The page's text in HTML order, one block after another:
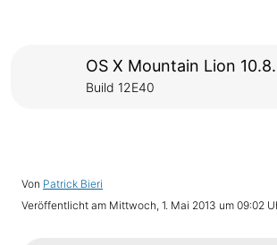
OS X Mountain Lion
Build 12E40
Von Patrick Bieri
Veröffentlicht am Mittwoch, 1. Mai 2013 um 09:02